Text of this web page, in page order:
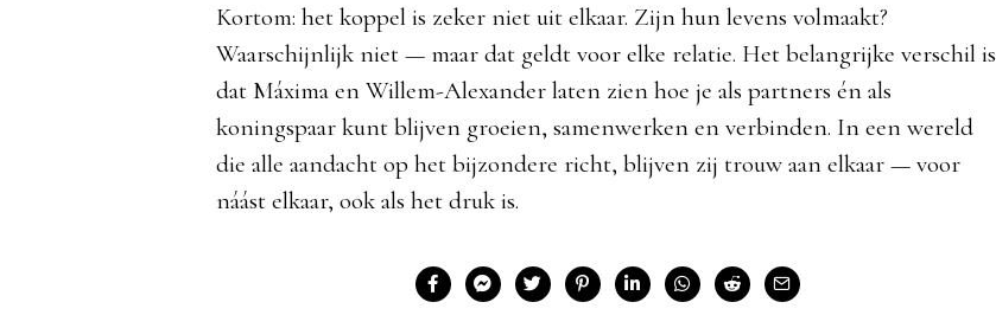
Kortom: het koppel is zeker niet uit elkaar. Zijn hun levens volmaakt?
Waarschijnlijk niet — maar dat geldt voor elke relatie. Het belangrijke verschil is
dat Máxima en Willem-Alexander laten zien hoe je als partners én als
koningspaar kunt blijven groeien, samenwerken en verbinden. In een wereld
die alle aandacht op het bijzondere richt, blijven zij trouw aan elkaar — voor
náást elkaar, ook als het druk is.